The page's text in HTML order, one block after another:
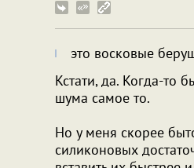
это восковые
Кстати, да. Когда-то
шума самое то.
Но у меня скорее
силиконовых